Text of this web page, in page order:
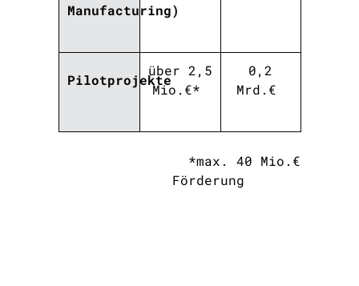
Manufacturing)
Pilotprojekte
über 2,5
Mio .€*
0,2
Mrd.€
*max. 40 Mio.€
Förderung